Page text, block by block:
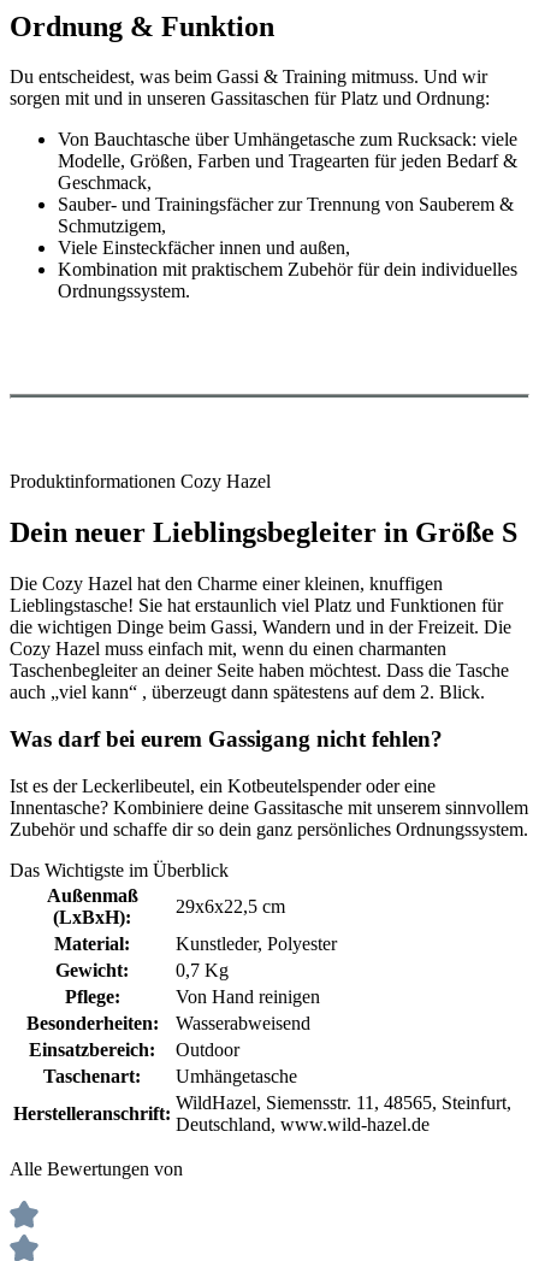
Ordnung & Funktion
Du entscheidest, was beim Gassi & Training mitmuss. Und wir
sorgen mit und in unseren Gassitaschen für Platz und Ordnung:
Von Bauchtasche über Umhängetasche zum Rucksack: viele
Modelle, Größen, Farben und Tragearten für jeden Bedarf &
Geschmack,
Sauber- und Trainingsfächer zur Trennung von Sauberem &
Schmutzigem,
Viele Einsteckfächer innen und außen,
Kombination mit praktischem Zubehör für dein individuelles
Ordnungssystem.
Produktinformationen Cozy Hazel
Dein neuer Lieblingsbegleiter in Größe S
Die Cozy Hazel hat den Charme einer kleinen, knuffigen
Lieblingstasche! Sie hat erstaunlich viel Platz und Funktionen für
die wichtigen Dinge beim Gassi, Wandern und in der Freizeit. Die
Cozy Hazel muss einfach mit, wenn du einen charmanten
Taschenbegleiter an deiner Seite haben möchtest. Dass die Tasche
auch „viel kann“ , überzeugt dann spätestens auf dem 2. Blick.
Was darf bei eurem Gassigang nicht fehlen?
Ist es der Leckerlibeutel, ein Kotbeutelspender oder eine
Innentasche? Kombiniere deine Gassitasche mit unserem sinnvollem
Zubehör und schaffe dir so dein ganz persönliches Ordnungssystem.
Das Wichtigste im Überblick
Außenmaß
(LxBxH):
29x6x22,5 cm
Material:
Kunstleder, Polyester
Gewicht:
0,7 Kg
Pflege:
Von Hand reinigen
Besonderheiten:
Wasserabweisend
Einsatzbereich:
Outdoor
Taschenart:
Umhängetasche
Herstelleranschrift:
WildHazel, Siemensstr. 11, 48565, Steinfurt,
Deutschland, www.wild-hazel.de
Alle Bewertungen von